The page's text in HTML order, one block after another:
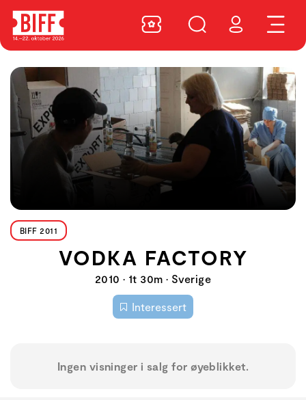
BIFF 2011
VODKA FACTORY
2010 • 1t 30m • Sverige
Interessert
Ingen visninger i salg for øyeblikket.